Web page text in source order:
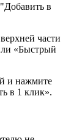
в
части
«Быстрый
и нажмите
в 1 клик».